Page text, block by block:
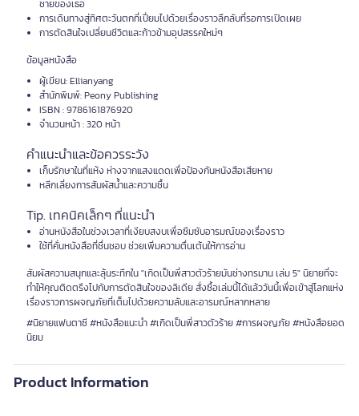
ชายของเธอ
การเดินทางสู่ทิศตะวันตกที่เปี่ยมไปด้วยเรื่องราวลึกลับที่รอการเปิดเผย
การตัดสินใจเปลี่ยนชีวิตและก้าวข้ามอุปสรรคใหม่ๆ
ข้อมูลหนังสือ
ผู้เขียน: Ellianyang
สำนักพิมพ์: Peony Publishing
ISBN : 9786161876920
จำนวนหน้า : 320 หน้า
คำแนะนำและข้อควรระวัง
เก็บรักษาในที่แห้ง ห่างจากแสงแดดเพื่อป้องกันหนังสือเสียหาย
หลีกเลี่ยงการสัมผัสน้ำและความชื้น
Tip. เทคนิคเล็กๆ ที่แนะนำ
อ่านหนังสือในช่วงเวลาที่เงียบสงบเพื่อซึมซับอารมณ์ของเรื่องราว
ใช้ที่คั่นหนังสือที่ชื่นชอบ ช่วยเพิ่มความตื่นเต้นให้การอ่าน
สัมผัสความสนุกและลุ้นระทึกใน "เกิดเป็นพี่สาวตัวร้ายมันช่างทรมาน เล่ม 5" นิยายที่จะ
ทำให้คุณติดตรึงไปกับการตัดสินใจของลิเดีย สั่งซื้อเล่มนี้ได้แล้ววันนี้เพื่อเข้าสู่โลกแห่ง
เรื่องราวการผจญภัยที่เต็มไปด้วยความลับและอารมณ์หลากหลาย
#นิยายแฟนตาซี #หนังสือแนะนำ #เกิดเป็นพี่สาวตัวร้าย #การผจญภัย #หนังสือยอด
นิยม
Product Information